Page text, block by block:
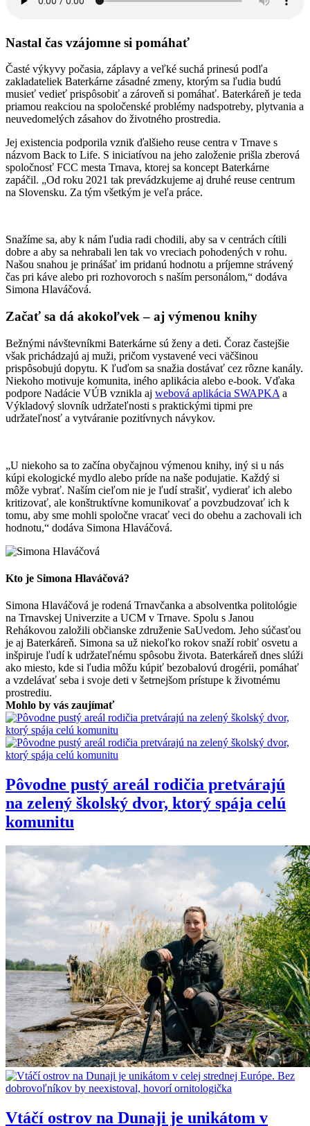
Nastal čas vzájomne si pomáhať
Časté výkyvy počasia, záplavy a veľké suchá prinesú podľa
zakladateliek Baterkárne zásadné zmeny, ktorým sa ľudia budú
musieť vedieť prispôsobiť a zároveň si pomáhať. Baterkáreň je teda
priamou reakciou na spoločenské problémy nadspotreby, plytvania a
neuvedomelých zásahov do životného prostredia.
Jej existencia podporila vznik ďalšieho reuse centra v Trnave s
názvom Back to Life. S iniciatívou na jeho založenie prišla zberová
spoločnosť FCC mesta Trnava, ktorej sa koncept Baterkárne
zapáčil. „Od roku 2021 tak prevádzkujeme aj druhé reuse centrum
na Slovensku. Za tým všetkým je veľa práce.
Snažíme sa, aby k nám ľudia radi chodili, aby sa v centrách cítili
dobre a aby sa nehrabali len tak vo vreciach pohodených v rohu.
Našou snahou je prinášať im pridanú hodnotu a príjemne strávený
čas pri káve alebo pri rozhovoroch s naším personálom,“ dodáva
Simona Hlaváčová.
Začať sa dá akokoľvek – aj výmenou knihy
Bežnými návštevníkmi Baterkárne sú ženy a deti. Čoraz častejšie
však prichádzajú aj muži, pričom vystavené veci väčšinou
prispôsobujú dopytu. K ľuďom sa snažia dostávať cez rôzne kanály.
Niekoho motivuje komunita, iného aplikácia alebo e-book. Vďaka
podpore Nadácie VÚB vznikla aj webová aplikácia SWAPKA a
Výkladový slovník udržateľnosti s praktickými tipmi pre
udržateľnosť a vytváranie pozitívnych návykov.
„U niekoho sa to začína obyčajnou výmenou knihy, iný si u nás
kúpi ekologické mydlo alebo príde na naše podujatie. Každý si
môže vybrať. Naším cieľom nie je ľudí strašiť, vydierať ich alebo
kritizovať, ale konštruktívne komunikovať a povzbudzovať ich k
tomu, aby sme mohli spoločne vracať veci do obehu a zachovali ich
hodnotu,“ dodáva Simona Hlaváčová.
Kto je Simona Hlaváčová?
Simona Hlaváčová je rodená Trnavčanka a absolventka politológie
na Trnavskej Univerzite a UCM v Trnave. Spolu s Janou
Rehákovou založili občianske združenie SaUvedom. Jeho súčasťou
je aj Baterkáreň. Simona sa už niekoľko rokov snaží robiť osvetu a
inšpiruje ľudí k udržateľnému spôsobu života. Baterkáreň dnes slúži
ako miesto, kde si ľudia môžu kúpiť bezobalovú drogérii, pomáhať
a vzdelávať seba i svoje deti v šetrnejšom prístupe k životnému
prostrediu.
Mohlo by vás zaujímať
Pôvodne pustý areál rodičia pretvárajú
na zelený školský dvor, ktorý spája celú
komunitu
Vtáčí ostrov na Dunaji je unikátom v